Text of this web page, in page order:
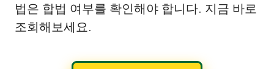
법은 합법 여부를 확인해야 합니다. 지금 바로
조회해보세요.